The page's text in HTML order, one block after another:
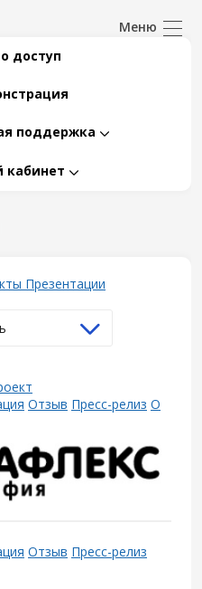
доступ
поддержка
кабинет
Презентации
Отзыв Пресс-релиз О
Отзыв Пресс-релиз